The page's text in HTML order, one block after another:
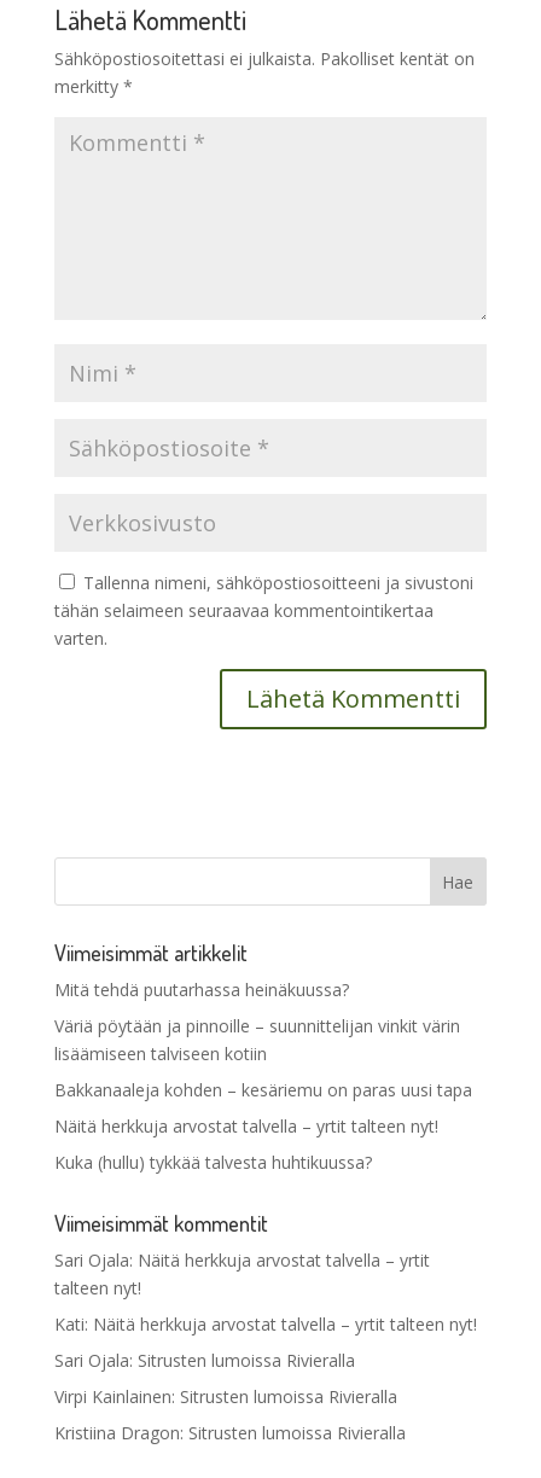
Lähetä Kommentti
Sähköpostiosoitettasi ei julkaista. Pakolliset kentät on
merkitty *
Tallenna nimeni, sähköpostiosoitteeni ja sivustoni
tähän selaimeen seuraavaa kommentointikertaa
varten.
Viimeisimmät artikkelit
Mitä tehdä puutarhassa heinäkuussa?
Väriä pöytään ja pinnoille – suunnittelijan vinkit värin
lisäämiseen talviseen kotiin
Bakkanaaleja kohden – kesäriemu on paras uusi tapa
Näitä herkkuja arvostat talvella – yrtit talteen nyt!
Kuka (hullu) tykkää talvesta huhtikuussa?
Viimeisimmät kommentit
Sari Ojala: Näitä herkkuja arvostat talvella – yrtit
talteen nyt!
Kati: Näitä herkkuja arvostat talvella – yrtit talteen nyt!
Sari Ojala: Sitrusten lumoissa Rivieralla
Virpi Kainlainen: Sitrusten lumoissa Rivieralla
Kristiina Dragon: Sitrusten lumoissa Rivieralla